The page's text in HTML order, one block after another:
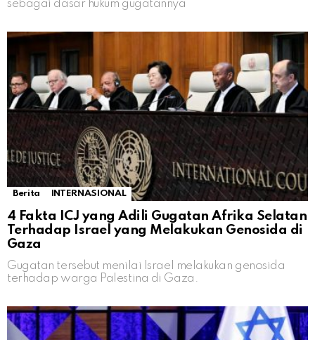
sebagai dasar hukum gugatannya
Berita INTERNASIONAL
4 Fakta ICJ yang Adili Gugatan Afrika Selatan
Terhadap Israel yang Melakukan Genosida di
Gaza
Gugatan tersebut menilai Israel melakukan genosida
terhadap warga Palestina di Gaza.